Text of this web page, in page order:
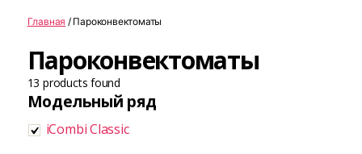
Главная / Пароконвектоматы
Пароконвектоматы
13 products found
Модельный ряд
iCombi Classic